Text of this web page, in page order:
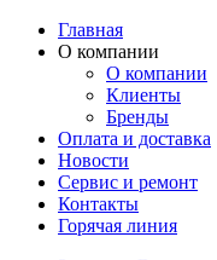
Главная
О компании
О компании
Клиенты
Бренды
Оплата и доставка
Новости
Сервис и ремонт
Контакты
Горячая линия